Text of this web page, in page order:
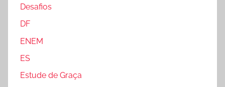
Desafios
DF
ENEM
ES
Estude de Graça